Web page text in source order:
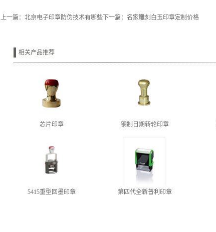
上一篇：北京电子印章防伪技术有哪些 下一篇：名家雕刻白玉印章定制价格
相关产品推荐
芯片印章 铜制日期转轮印章
5415重型回墨印章 第四代全新普利印章